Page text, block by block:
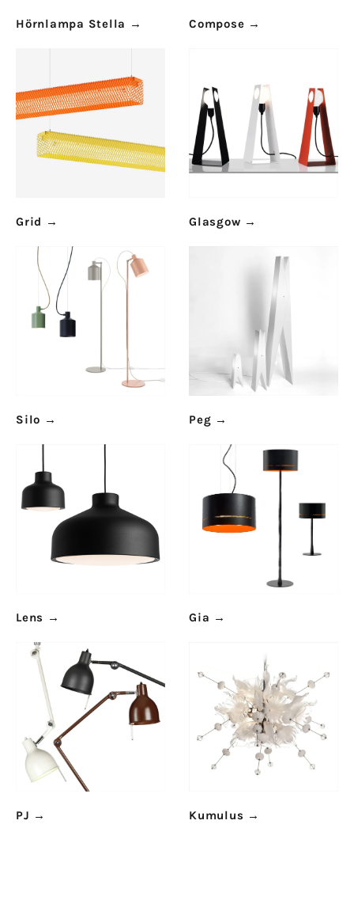
Hörnlampa Stella → Compose →
Grid → Glasgow →
Silo → Peg →
Lens → Gia →
PJ → Kumulus →